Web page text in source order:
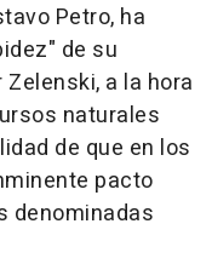
Petro, ha
de su
a la hora
naturales
de que en los
pacto
denominadas